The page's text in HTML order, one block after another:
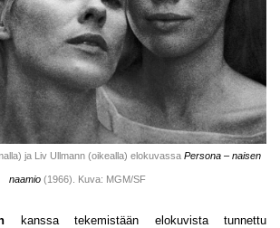
ja Liv Ullmann (oikealla) elokuvassa Persona – naisen
naamio (1966). Kuva: MGM/SF
kanssa tekemistään elokuvista tunnettu